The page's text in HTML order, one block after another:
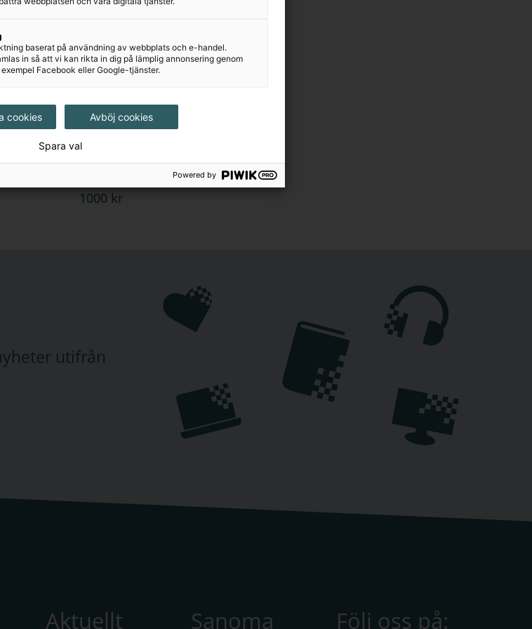
med extrauppgifter till elever som kommit längre i sin läs- och
1
Alfa sfi A spår 1
1000 kr
utifrån
Aktuellt Sanoma Följ oss på:
baserat på användning av webbplats och e-handel.
in så att vi kan rikta in dig på lämplig annonsering genom
Facebook eller Google-tjänster.
cookies Avböj cookies
Spara val
Powered by